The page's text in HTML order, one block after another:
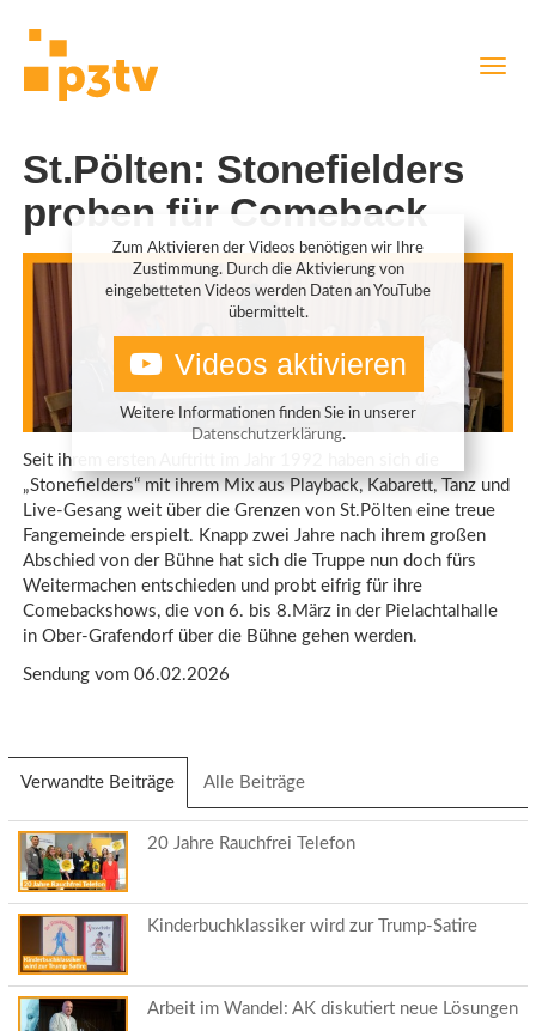
St.Pölten: Stonefielders
proben für Comeback
Zum Aktivieren der Videos benötigen wir Ihre
Zustimmung. Durch die Aktivierung von
eingebetteten Videos werden Daten an YouTube
übermittelt.
Videos aktivieren
Weitere Informationen finden Sie in unserer
Datenschutzerklärung.
Seit ihrem ersten Auftritt im Jahr 1992 haben sich die
„Stonefielders“ mit ihrem Mix aus Playback, Kabarett, Tanz und
Live-Gesang weit über die Grenzen von St.Pölten eine treue
Fangemeinde erspielt. Knapp zwei Jahre nach ihrem großen
Abschied von der Bühne hat sich die Truppe nun doch fürs
Weitermachen entschieden und probt eifrig für ihre
Comebackshows, die von 6. bis 8.März in der Pielachtalhalle
in Ober-Grafendorf über die Bühne gehen werden.
Sendung vom 06.02.2026
Verwandte Beiträge (aktiver
Reiter)
Alle Beiträge
20 Jahre Rauchfrei Telefon
Kinderbuchklassiker wird zur Trump-Satire
Arbeit im Wandel: AK diskutiert neue Lösungen